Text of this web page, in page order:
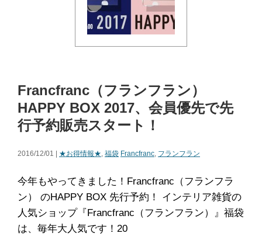
Francfranc（フランフラン）
HAPPY BOX 2017、会員優先で先
行予約販売スタート！
2016/12/01 | ★お得情報★, 福袋 Francfranc, フランフラン
今年もやってきました！Francfranc（フランフラ
ン） のHAPPY BOX 先行予約！ インテリア雑貨の
人気ショップ『Francfranc（フランフラン）』福袋
は、毎年大人気です！20